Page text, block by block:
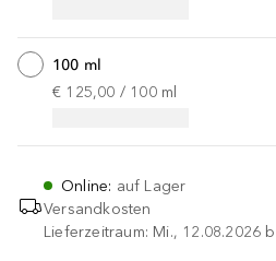
100 ml
€ 125,00 / 100 ml
Online: auf Lager
Versandkosten
Lieferzeitraum: Mi., 12.08.2026